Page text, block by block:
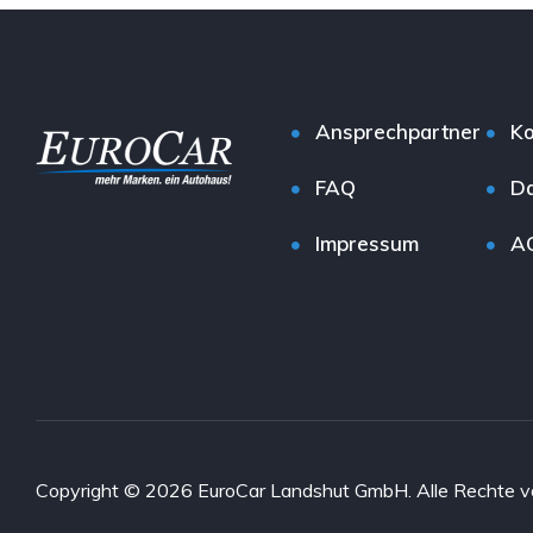
Ansprechpartner
FAQ
Impressum
Copyright © 2026 EuroCar Landshut GmbH. Alle Rechte